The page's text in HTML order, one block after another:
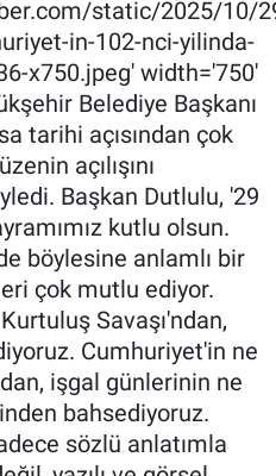
static/2025/10/
in-102-nci-yilinda-
x750.jpeg' width='750'
Belediye Başkanı
tarihi açısından çok
açılışını
Başkan Dutlulu, '29
kutlu olsun.
böylesine anlamlı bir
çok mutlu ediyor.
Savaşı'ndan,
Cumhuriyet'in ne
işgal günlerinin ne
bahsediyoruz.
sözlü anlatımla